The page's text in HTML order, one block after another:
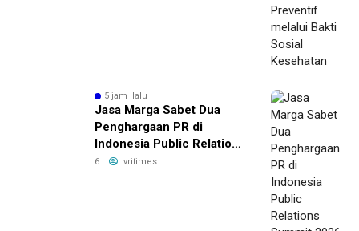
5 jam lalu
Jasa Marga Sabet Dua
Penghargaan PR di
Indonesia Public Relations
Summit 2026
6 vritimes